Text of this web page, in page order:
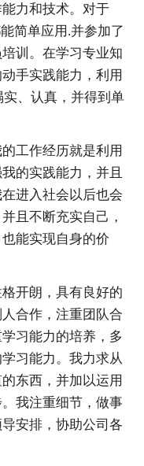
力和技术。对于
简单应用.并参加了
训。在学习专业知
手实践能力，利用
、认真，并得到单
工作经历就是利用
的实践能力，并且
进入社会以后也会
且不断充实自己，
能实现自身的价
开朗，具有良好的
合作，注重团队合
习能力的培养，多
习能力。我力求从
东西，并加以运用
我注重细节，做事
安排，协助公司各